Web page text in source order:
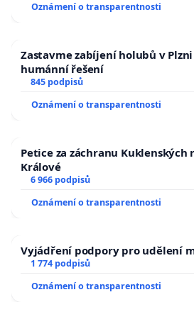
Oznámení o transparentnosti
Zastavme zabíjení holubů v
humánní řešení
845 podpisů
Oznámení o transparentnosti
Petice za záchranu Kuklenských
Králové
6 966 podpisů
Oznámení o transparentnosti
Vyjádření podpory pro udělení
1 774 podpisů
Oznámení o transparentnosti